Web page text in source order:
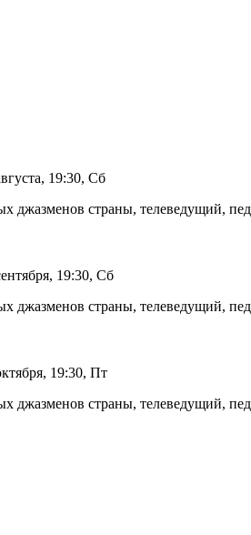
, 19:30, Сб
джазменов страны, телеведущий,
, 19:30, Сб
джазменов страны, телеведущий,
, 19:30, Пт
джазменов страны, телеведущий,